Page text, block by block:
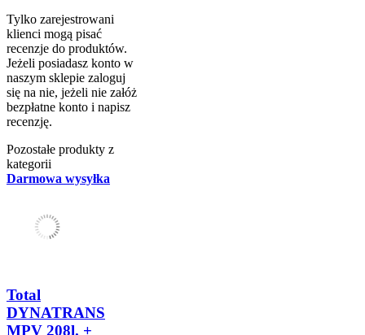
Tylko zarejestrowani
klienci mogą pisać
recenzje do produktów.
Jeżeli posiadasz konto w
naszym sklepie zaloguj
się na nie, jeżeli nie załóż
bezpłatne konto i napisz
recenzję.
Pozostałe produkty z
kategorii
Darmowa wysyłka
Total
DYNATRANS
MPV 208l. +